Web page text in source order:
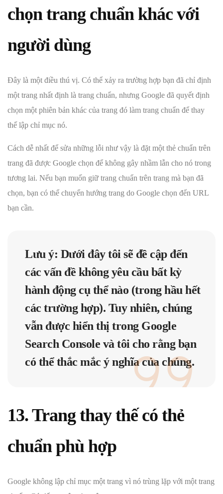
chọn trang chuẩn khác với
người dùng
Đây là một điều thú vị. Có thể xảy ra trường hợp bạn đã chỉ định
một trang nhất định là trang chuẩn, nhưng Google đã quyết định
chọn một phiên bản khác của trang đó làm trang chuẩn để thay
thế lập chỉ mục nó.
Cách dễ nhất để sửa những lỗi như vậy là đặt một thẻ chuẩn trên
trang đã được Google chọn để không gây nhầm lẫn cho nó trong
tương lai. Nếu bạn muốn giữ trang chuẩn trên trang mà bạn đã
chọn, bạn có thể chuyển hướng trang do Google chọn đến URL
bạn cần.
Lưu ý: Dưới đây tôi sẽ đề cập đến
các vấn đề không yêu cầu bất kỳ
hành động cụ thể nào (trong hầu hết
các trường hợp). Tuy nhiên, chúng
vẫn được hiển thị trong Google
Search Console và tôi cho rằng bạn
có thể thắc mắc ý nghĩa của chúng.
13. Trang thay thế có thẻ
chuẩn phù hợp
Google không lập chỉ mục một trang vì nó trùng lặp với một trang